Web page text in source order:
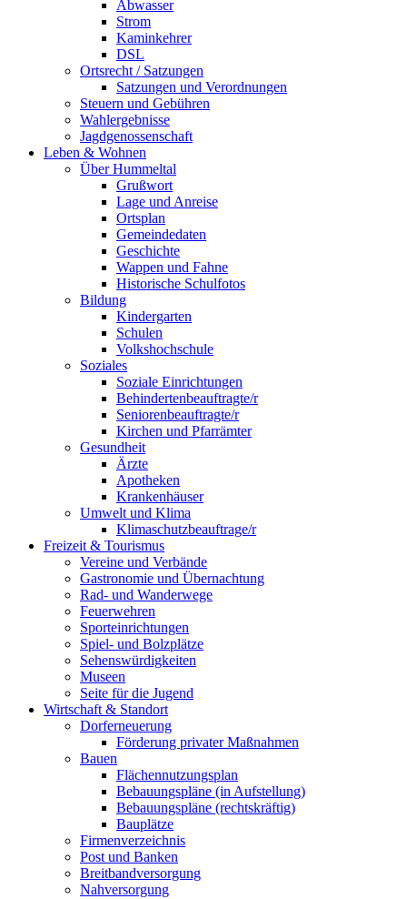
Abwasser
Strom
Kaminkehrer
DSL
Ortsrecht / Satzungen
Satzungen und Verordnungen
Steuern und Gebühren
Wahlergebnisse
Jagdgenossenschaft
Leben & Wohnen
Über Hummeltal
Grußwort
Lage und Anreise
Ortsplan
Gemeindedaten
Geschichte
Wappen und Fahne
Historische Schulfotos
Bildung
Kindergarten
Schulen
Volkshochschule
Soziales
Soziale Einrichtungen
Behindertenbeauftragte/r
Seniorenbeauftragte/r
Kirchen und Pfarrämter
Gesundheit
Ärzte
Apotheken
Krankenhäuser
Umwelt und Klima
Klimaschutzbeauftrage/r
Freizeit & Tourismus
Vereine und Verbände
Gastronomie und Übernachtung
Rad- und Wanderwege
Feuerwehren
Sporteinrichtungen
Spiel- und Bolzplätze
Sehenswürdigkeiten
Museen
Seite für die Jugend
Wirtschaft & Standort
Dorferneuerung
Förderung privater Maßnahmen
Bauen
Flächennutzungsplan
Bebauungspläne (in Aufstellung)
Bebauungspläne (rechtskräftig)
Bauplätze
Firmenverzeichnis
Post und Banken
Breitbandversorgung
Nahversorgung